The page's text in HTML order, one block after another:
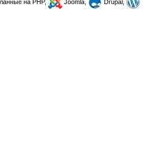
на PHP, Joomla,
Drupal,